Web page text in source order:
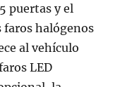
puertas y el
faros halógenos
al vehículo
LED